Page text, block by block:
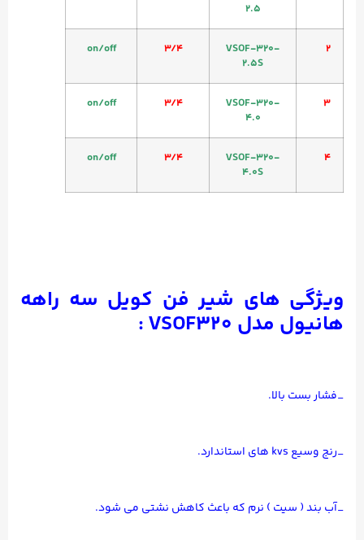
2.5
2
VSOF-320-
2.5S
3/4
on/off
3
VSOF-320-
4.0
3/4
on/off
4
VSOF-320-
4.0S
3/4
on/off
ویژگی های شیر فن کویل سه راهه
هانیول مدل VSOF320 :
_فشار بست بالا.
_رنج وسیع kvs های استاندارد.
_آب بند ( سیت ) نرم که باعث کاهش نشتی می شود.